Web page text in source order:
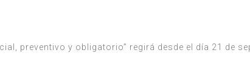
preventivo y obligatorio” regirá desde el día 21 de